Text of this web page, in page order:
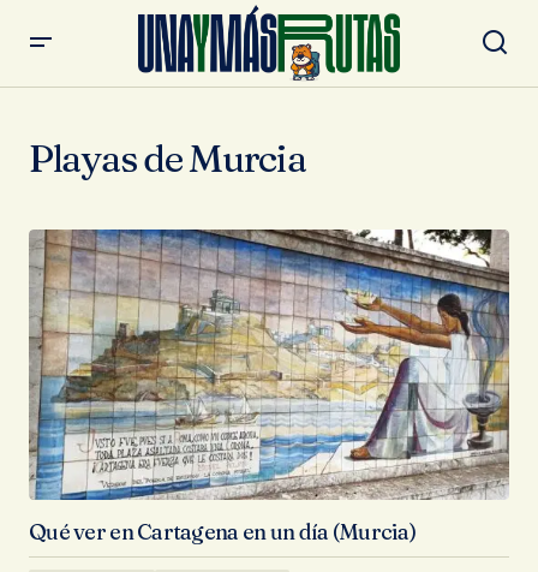
Playas de Murcia
Qué ver en Cartagena en un día (Murcia)